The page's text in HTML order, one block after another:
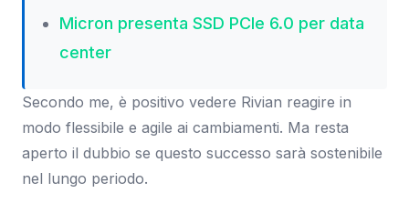
Micron presenta SSD PCIe 6.0 per data
center
Secondo me, è positivo vedere Rivian reagire in
modo flessibile e agile ai cambiamenti. Ma resta
aperto il dubbio se questo successo sarà sostenibile
nel lungo periodo.